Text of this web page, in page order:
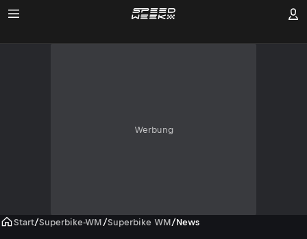
Werbung
Start/Superbike-WM /Superbike WM/News